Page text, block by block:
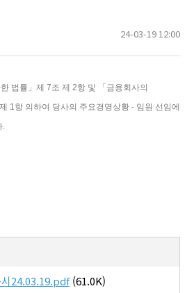
24-03-19 12:00
법률」제 7조 제 2항 및 「금융회사의
1항 의하여 당사의 주요경영상황 - 임원 선임에
.
시24.03.19.pdf(61.0K)